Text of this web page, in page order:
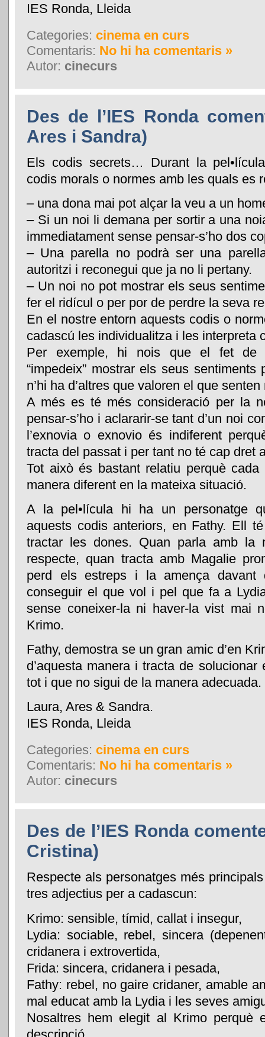
IES Ronda, Lleida
Categories: cinema en curs
Comentaris: No hi ha comentaris »
Autor: cinecurs
Des de l’IES Ronda
Ares i Sandra)
Els codis secrets… Durant la
codis morals o normes amb les quals es
– una dona mai pot alçar la veu a un
– Si un noi li demana per sortir a una
immediatament sense pensar-s’ho dos
– Una parella no podrà ser una
autoritzi i reconegui que ja no li pertany.
– Un noi no pot mostrar els seus
fer el ridícul o per por de perdre la seva
En el nostre entorn aquests codis o
cadascú les individualitza i les interpreta
Per exemple, hi nois que el fet de
“impedeix” mostrar els seus sentiments
n’hi ha d’altres que valoren el que
A més es té més consideració per la
pensar-s’ho i aclararir-se tant d’un noi
l’exnovia o exnovio és indiferent
tracta del passat i per tant no té cap dret
Tot això és bastant relatiu perquè cada
manera diferent en la mateixa situació.
A la pel•lícula hi ha un personatge
aquests codis anteriors, en Fathy. Ell
tractar les dones. Quan parla amb la
respecte, quan tracta amb Magalie
perd els estreps i la amença
conseguir el que vol i pel que fa a
sense coneixer-la ni haver-la vist mai
Krimo.
Fathy, demostra se un gran amic d’en
d’aquesta manera i tracta de
tot i que no sigui de la manera adecuada.
Laura, Ares & Sandra.
IES Ronda, Lleida
Categories: cinema en curs
Comentaris: No hi ha comentaris »
Autor: cinecurs
Des de l’IES Ronda
Cristina)
Respecte als personatges més
tres adjectius per a cadascun:
Krimo: sensible, tímid, callat i insegur,
Lydia: sociable, rebel, sincera
cridanera i extrovertida,
Frida: sincera, cridanera i pesada,
Fathy: rebel, no gaire cridaner, amable
mal educat amb la Lydia i les seves
Nosaltres hem elegit al Krimo perquè
descripció.